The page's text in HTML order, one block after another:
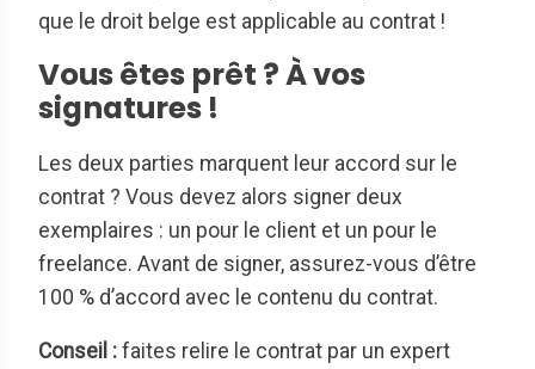
que le droit belge est applicable au contrat !
Vous êtes prêt ? À vos
signatures !
Les deux parties marquent leur accord sur le
contrat ? Vous devez alors signer deux
exemplaires : un pour le client et un pour le
freelance. Avant de signer, assurez-vous d’être
100 % d’accord avec le contenu du contrat.
Conseil : faites relire le contrat par un expert